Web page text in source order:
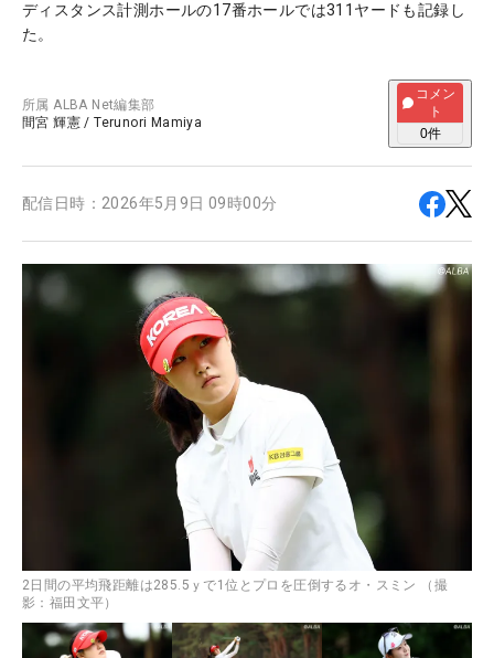
ディスタンス計測ホールの17番ホールでは311ヤードも記録し
た。
所属ALBA Net編集部
間宮 輝憲 /Terunori Mamiya
コメン
ト
0件
配信日時： 2026年5月9日 09時00分
2日間の平均飛距離は285.5ｙで1位とプロを圧倒するオ・スミン （撮
影：福田文平）